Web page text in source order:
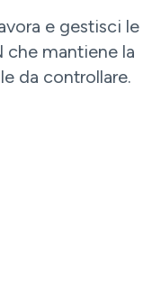
e gestisci le
mantiene la
da controllare.